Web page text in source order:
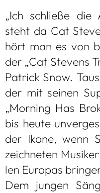
„Ich schließe
steht da Cat
hört man es von
der „Cat Ste­vens
Patrick Snow.
der mit sei­nen
„Mor­ning Has
bis heute
der Ikone, wenn
zeich­ne­ten
len Euro­pas
Dem jun­gen